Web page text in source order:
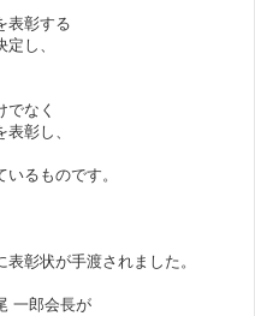
表彰する
し、
でなく
彰し、
るものです。
彰状が手渡されました。
一郎会長が